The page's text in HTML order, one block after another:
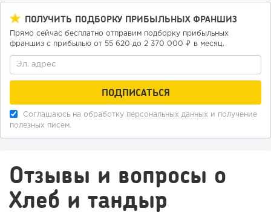
69 0 0
Конференции августа 2026: лучшие мероприятия месяца
для бизнеса,...
ПОЛУЧИТЬ ПОДБОРКУ ПРИБЫЛЬНЫХ ФРАНШИЗ
Прямо сейчас бесплатно отправим подборку прибыльных
франшиз с прибылью от 55 620 до 2 370 000 ₽ в месяц.
Соглашаюсь на обработку персональных данных и получение
полезных писем.
Отзывы и вопросы о
Хлеб и тандыр